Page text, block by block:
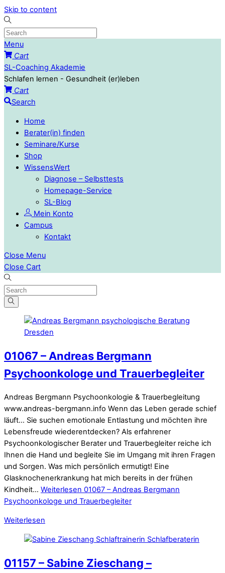
Skip to content
Menu
Cart
SL-Coaching Akademie
Schlafen lernen - Gesundheit (er)leben
Cart
Search
Home
Berater(in) finden
Seminare/Kurse
Shop
WissensWert
Diagnose – Selbsttests
Homepage-Service
SL-Blog
Mein Konto
Campus
Kontakt
Close Menu
Close Cart
01067 – Andreas Bergmann
Psychoonkologe und Trauerbegleiter
Andreas Bergmann Psychoonkologie & Trauerbegleitung
www.andreas-bergmann.info Wenn das Leben gerade schief
läuft… Sie suchen emotionale Entlastung und möchten ihre
Lebensfreude wiederentdecken? Als erfahrener
Psychoonkologischer Berater und Trauerbegleiter reiche ich
Ihnen die Hand und begleite Sie im Umgang mit ihren Fragen
und Sorgen. Was mich persönlich ermutigt! Eine
Glasknochenerkrankung hat mich bereits in der frühen
Kindheit… Weiterlesen 01067 – Andreas Bergmann
Psychoonkologe und Trauerbegleiter
Weiterlesen
01157 – Sabine Zieschang –